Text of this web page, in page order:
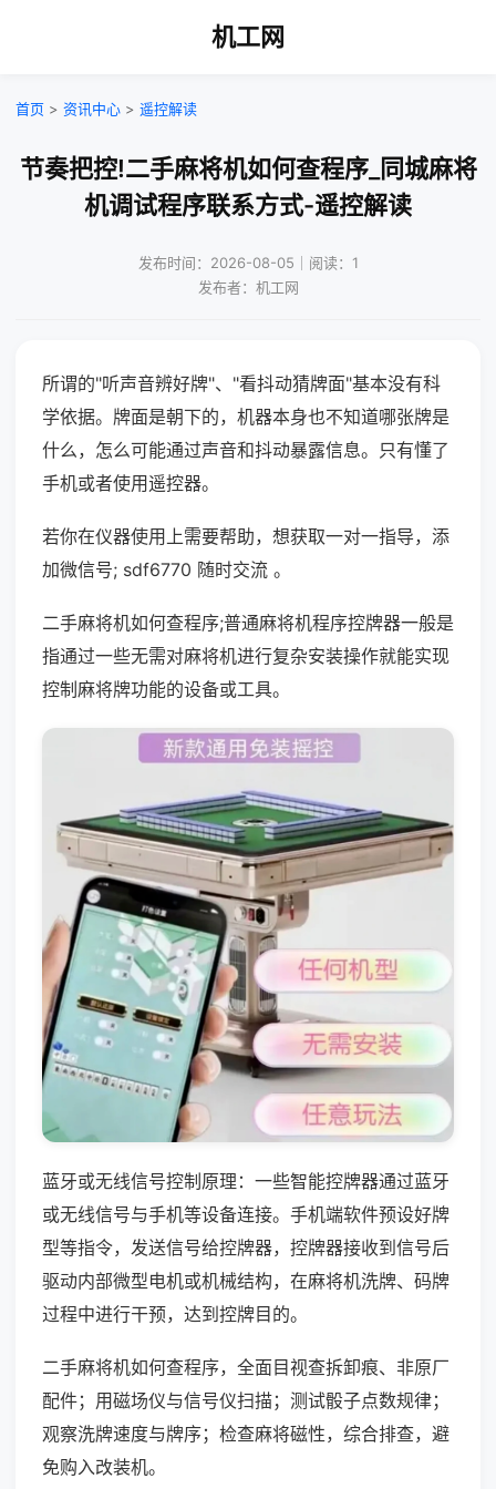
机工网
首页 > 资讯中心 > 遥控解读
节奏把控!二手麻将机如何查程序_同城麻将
机调试程序联系方式-遥控解读
发布时间：2026-08-05｜阅读：1
发布者：机工网
所谓的"听声音辨好牌"、"看抖动猜牌面"基本没有科
学依据。牌面是朝下的，机器本身也不知道哪张牌是
什么，怎么可能通过声音和抖动暴露信息。只有懂了
手机或者使用遥控器。
若你在仪器使用上需要帮助，想获取一对一指导，添
加微信号; sdf6770 随时交流 。
二手麻将机如何查程序;普通麻将机程序控牌器一般是
指通过一些无需对麻将机进行复杂安装操作就能实现
控制麻将牌功能的设备或工具。
蓝牙或无线信号控制原理：一些智能控牌器通过蓝牙
或无线信号与手机等设备连接。手机端软件预设好牌
型等指令，发送信号给控牌器，控牌器接收到信号后
驱动内部微型电机或机械结构，在麻将机洗牌、码牌
过程中进行干预，达到控牌目的。
二手麻将机如何查程序，全面目视查拆卸痕、非原厂
配件；用磁场仪与信号仪扫描；测试骰子点数规律；
观察洗牌速度与牌序；检查麻将磁性，综合排查，避
免购入改装机。